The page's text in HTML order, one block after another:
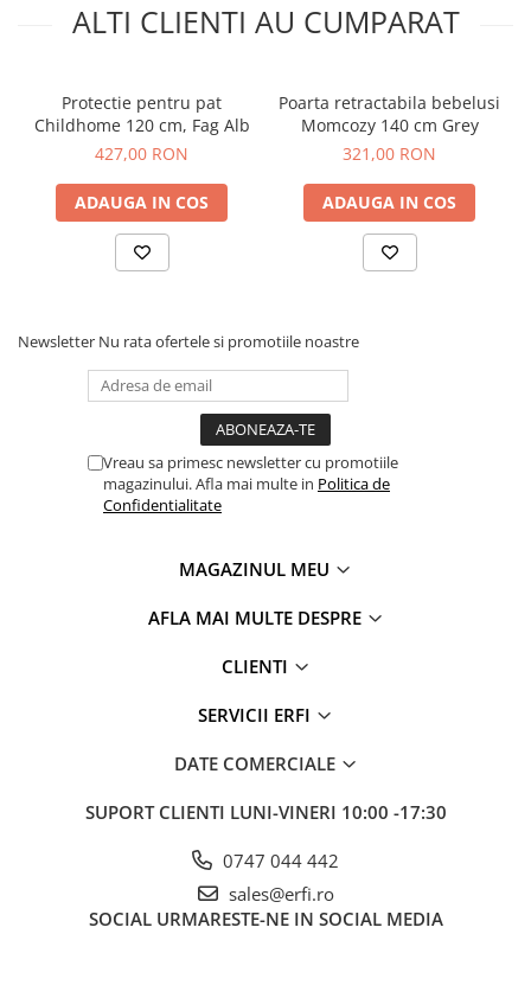
ALTI CLIENTI AU CUMPARAT
Protectie pentru pat
Childhome 120 cm, Fag Alb
427,00 RON
ADAUGA IN COS
Poarta retractabila bebelusi
Momcozy 140 cm Grey
321,00 RON
ADAUGA IN COS
Newsletter Nu rata ofertele si promotiile noastre
Vreau sa primesc newsletter cu promotiile
magazinului. Afla mai multe in Politica de
Confidentialitate
MAGAZINUL MEU
AFLA MAI MULTE DESPRE
CLIENTI
SERVICII ERFI
DATE COMERCIALE
SUPORT CLIENTI LUNI-VINERI 10:00 -17:30
0747 044 442
sales@erfi.ro
SOCIAL URMARESTE-NE IN SOCIAL MEDIA